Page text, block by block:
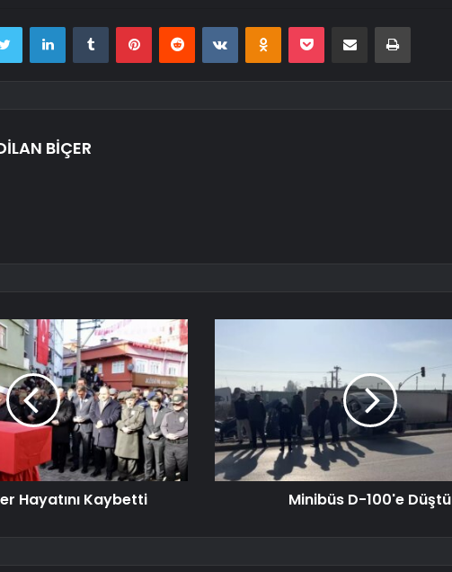
Twitter LinkedInTumblr PinterestReddit VKontakteOdnoklassniki
Pocket E-Posta ile paylaş Yazdır
BİÇER
Hayatını Kaybetti Minibüs D-100'e Düştü